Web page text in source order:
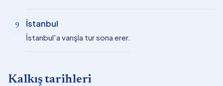
9 İstanbul
İstanbul'a varışla tur sona erer.
Kalkış tarihleri